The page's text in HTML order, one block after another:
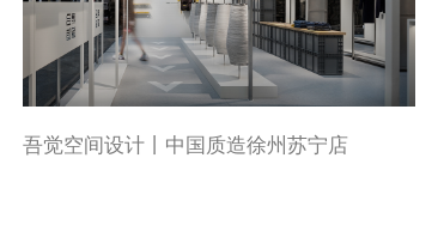
吾觉空间设计丨中国质造徐州苏宁店